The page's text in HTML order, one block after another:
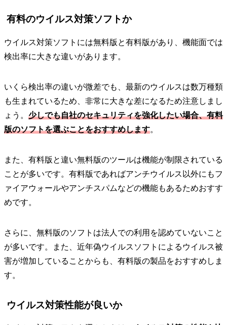
有料のウイルス対策ソフトか
ウイルス対策ソフトには無料版と有料版があり、機能面では
検出率に大きな違いがあります。
いくら検出率の違いが微差でも、最新のウイルスは数万種類
も生まれているため、非常に大きな差になるため注意しまし
ょう。 少しでも自社のセキュリティを強化したい場合、有料
版のソフトを選ぶことをおすすめします。
また、有料版と違い無料版のツールは機能が制限されている
ことが多いです。有料版であればアンチウイルス以外にもフ
ァイアウォールやアンチスパムなどの機能もあるためおすす
めです。
さらに、無料版のソフトは法人での利用を認めていないこと
が多いです。また、近年偽ウイルスソフトによるウイルス被
害が増加していることからも、有料版の製品をおすすめしま
す。
ウイルス対策性能が良いか